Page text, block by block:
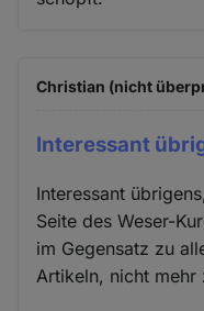
Christian (nicht
Interessant
Interessant
Seite des Weser-
im Gegensatz zu
Artikeln, nicht mehr